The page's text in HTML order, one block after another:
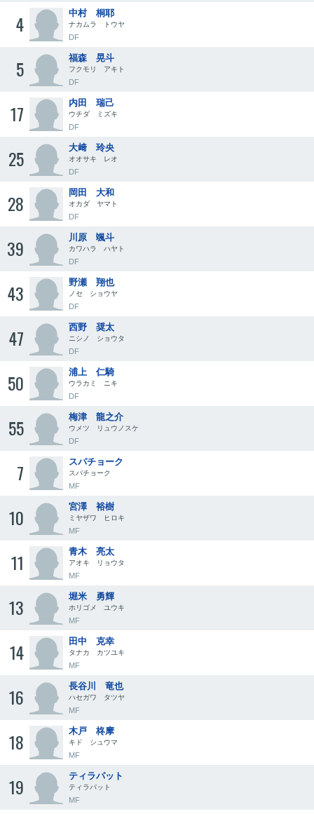
4 中村 桐耶
ナカムラ トウヤ
DF
5 福森 晃斗
フクモリ アキト
DF
17 内田 瑞己
ウチダ ミズキ
DF
25 大﨑 玲央
オオサキ レオ
DF
28 岡田 大和
オカダ ヤマト
DF
39 川原 颯斗
カワハラ ハヤト
DF
43 野瀬 翔也
ノセ ショウヤ
DF
47 西野 奨太
ニシノ ショウタ
DF
50 浦上 仁騎
ウラカミ ニキ
DF
55 梅津 龍之介
ウメツ リュウノスケ
DF
7 スパチョーク
スパチョーク
MF
10 宮澤 裕樹
ミヤザワ ヒロキ
MF
11 青木 亮太
アオキ リョウタ
MF
13 堀米 勇輝
ホリゴメ ユウキ
MF
14 田中 克幸
タナカ カツユキ
MF
16 長谷川 竜也
ハセガワ タツヤ
MF
18 木戸 柊摩
キド シュウマ
MF
19 ティラパット
ティラパット
MF